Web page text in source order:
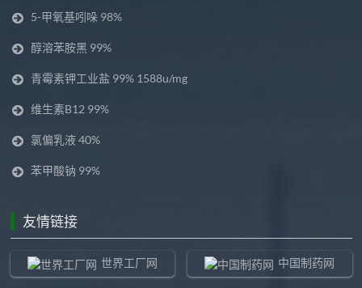
5-甲氧基吲哚 98%
醇溶苯胺黑 99%
青霉素钾工业盐 99% 1588u/mg
维生素B12 99%
氯偏乳液 40%
苯甲酸钠 99%
友情链接
世界工厂网 中国制药网